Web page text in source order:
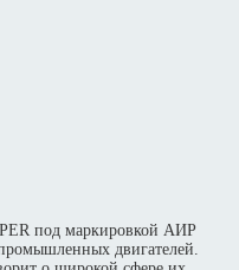
под маркировкой АИР
двигателей.